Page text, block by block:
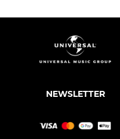
NEWSLETTER